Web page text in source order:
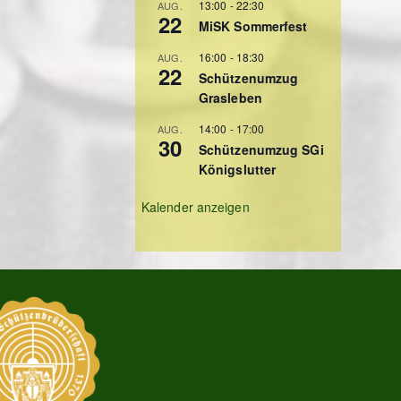
AUG.
22
13:00 -22:30
MiSK Sommerfest
AUG.
22
16:00 - 18:30
Schützenumzug
Grasleben
AUG.
30
14:00 - 17:00
Schützenumzug SGi
Königslutter
Kalender anzeigen